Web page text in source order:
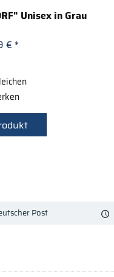
Unisex in Grau
€ *
Post